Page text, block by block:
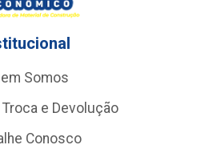
Somos
e Devolução
Conosco